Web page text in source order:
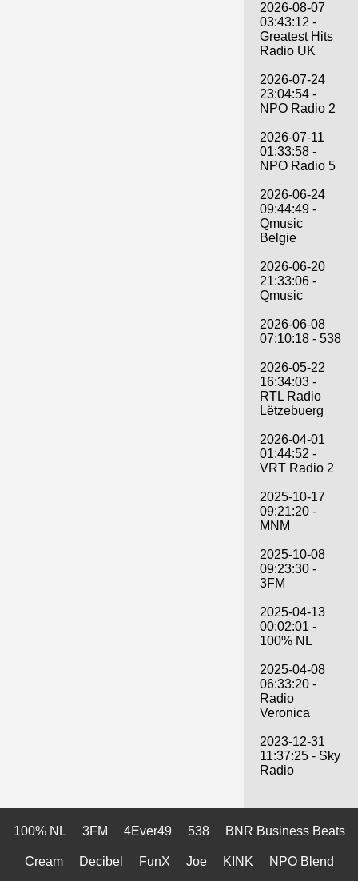
2026-08-07
03:43:12 -
Greatest Hits
Radio UK
2026-07-24
23:04:54 -
NPO Radio 2
2026-07-11
01:33:58 -
NPO Radio 5
2026-06-24
09:44:49 -
Qmusic
Belgie
2026-06-20
21:33:06 -
Qmusic
2026-06-08
07:10:18 - 538
2026-05-22
16:34:03 -
RTL Radio
Lëtzebuerg
2026-04-01
01:44:52 -
VRT Radio 2
2025-10-17
09:21:20 -
MNM
2025-10-08
09:23:30 -
3FM
2025-04-13
00:02:01 -
100% NL
2025-04-08
06:33:20 -
Radio
Veronica
2023-12-31
11:37:25 - Sky
Radio
100% NL 3FM 4Ever49 538 BNR Business Beats
Cream Decibel FunX Joe KINK NPO Blend